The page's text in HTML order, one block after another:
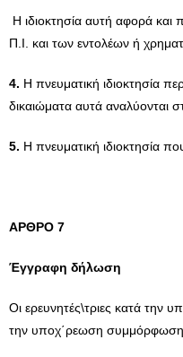
Η ιδιοκτησία αυτή αφορά
Π.Ι. και των εντολέων ή
4. Η πνευματική ιδιοκτησία
δικαιώματα αυτά αναλύονται
5. Η πνευματική ιδιοκτησία
AΡΘΡΟ 7
Έγγραφη δήλωση
Οι ερευνητές\τριες κατά
την υποχ΄ρεωση